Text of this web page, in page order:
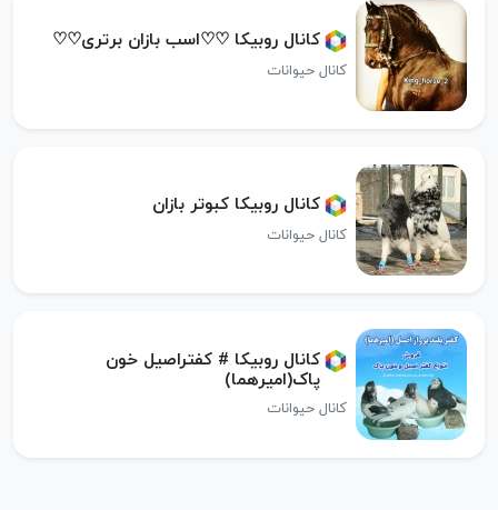
کانال روبیکا ♡♡اسب بازان برتری♡♡
کانال حیوانات
کانال روبیکا کبوتر بازان
کانال حیوانات
کانال روبیکا # کفتراصیل خون
پاک(امیرهما) ️
کانال حیوانات